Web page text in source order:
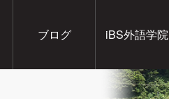
ブログ iBS外語学院